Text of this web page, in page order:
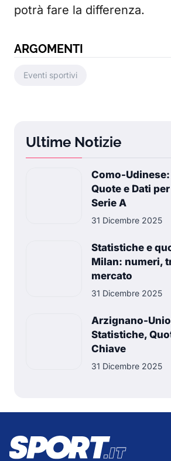
potrà fare la differenza.
ARGOMENTI
Eventi sportivi
Ultime Notizie
Como-
Quote e Dati
Serie A
31 Dicembre 2025
Statistiche e
Milan: numeri,
mercato
31 Dicembre 2025
Arzignano-
Statistiche,
Chiave
31 Dicembre 2025